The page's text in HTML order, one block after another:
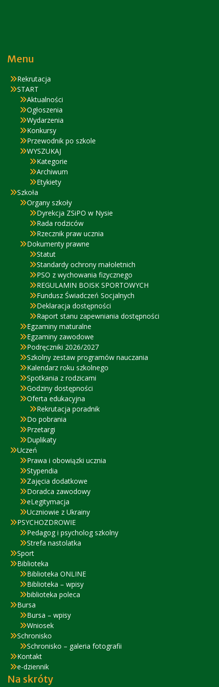
Menu
Rekrutacja
START
Aktualności
Ogłoszenia
Wydarzenia
Konkursy
Przewodnik po szkole
WYSZUKAJ
Kategorie
Archiwum
Etykiety
Szkoła
Organy szkoły
Dyrekcja ZSiPO w Nysie
Rada rodziców
Rzecznik praw ucznia
Dokumenty prawne
Statut
Standardy ochrony małoletnich
PSO z wychowania fizycznego
REGULAMIN BOISK SPORTOWYCH
Fundusz Świadczeń Socjalnych
Deklaracja dostępności
Raport stanu zapewniania dostępności
Egzaminy maturalne
Egzaminy zawodowe
Podręczniki 2026/2027
Szkolny zestaw programów nauczania
Kalendarz roku szkolnego
Spotkania z rodzicami
Godziny dostępności
Oferta edukacyjna
Rekrutacja poradnik
Do pobrania
Przetargi
Duplikaty
Uczeń
Prawa i obowiązki ucznia
Stypendia
Zajęcia dodatkowe
Doradca zawodowy
eLegitymacja
Uczniowie z Ukrainy
PSYCHOZDROWIE
Pedagog i psycholog szkolny
Strefa nastolatka
Sport
Biblioteka
Biblioteka ONLINE
Biblioteka – wpisy
biblioteka poleca
Bursa
Bursa – wpisy
Wniosek
Schronisko
Schronisko – galeria fotografii
Kontakt
e-dziennik
Na skróty